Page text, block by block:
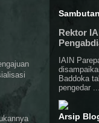
Rektor
IAIN
Baddoka
pengedar ...
Arsip